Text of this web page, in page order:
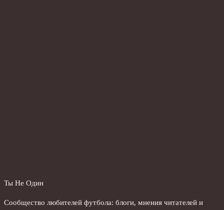
Ты Не Один
Сообщество любителей футбола: блоги, мнения читателей и